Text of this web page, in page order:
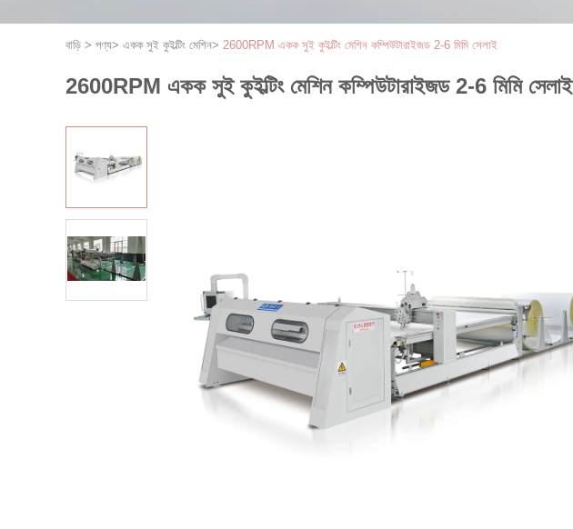
বাড়ি > পণ্য> একক সুই কুইল্টিং মেশিন> 2600RPM একক সুই কুইল্টিং মেশিন কম্পিউটারাইজড 2-6 মিমি সেলাই
2600RPM একক সুই কুইল্টিং মেশিন কম্পিউটারাইজড 2-6 মিমি সেলাই